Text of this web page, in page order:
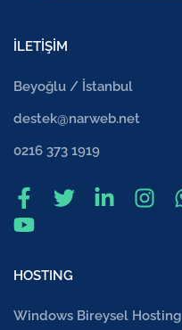
İLETİŞİM
Beyoğlu / İstanbul
destek@narweb.net
0216 373 1919
HOSTING
Windows Bireysel Hosting